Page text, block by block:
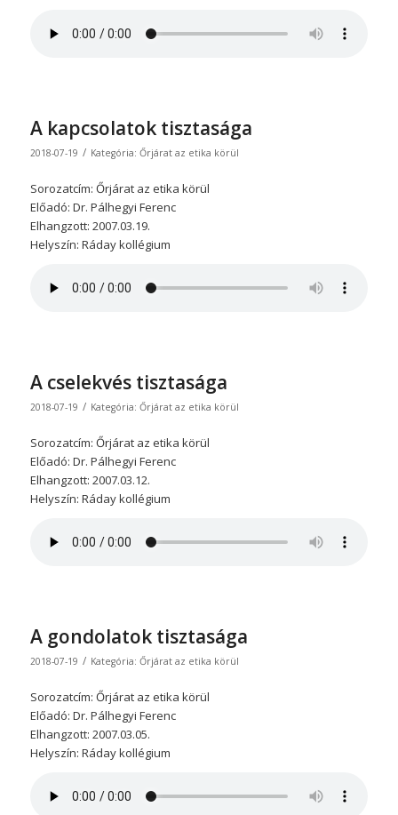
A kapcsolatok tisztasága
2018-07-19 / Kategória: Őrjárat az etika körül
Sorozatcím: Őrjárat az etika körül
Előadó: Dr. Pálhegyi Ferenc
Elhangzott: 2007.03.19.
Helyszín: Ráday kollégium
A cselekvés tisztasága
2018-07-19 / Kategória: Őrjárat az etika körül
Sorozatcím: Őrjárat az etika körül
Előadó: Dr. Pálhegyi Ferenc
Elhangzott: 2007.03.12.
Helyszín: Ráday kollégium
A gondolatok tisztasága
2018-07-19 / Kategória: Őrjárat az etika körül
Sorozatcím: Őrjárat az etika körül
Előadó: Dr. Pálhegyi Ferenc
Elhangzott: 2007.03.05.
Helyszín: Ráday kollégium